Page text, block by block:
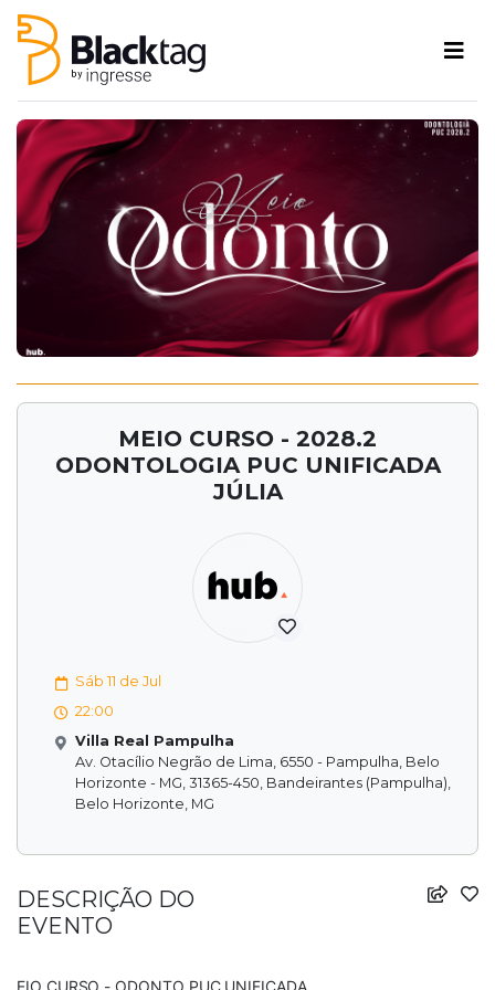
MEIO CURSO - 2028.2
ODONTOLOGIA PUC UNIFICADA
JÚLIA
Sáb 11 de Jul
22:00
Villa Real Pampulha
Av. Otacílio Negrão de Lima, 6550 - Pampulha, Belo
Horizonte - MG, 31365-450, Bandeirantes (Pampulha),
Belo Horizonte, MG
DESCRIÇÃO DO
EVENTO
EIO CURSO - ODONTO PUC UNIFICADA